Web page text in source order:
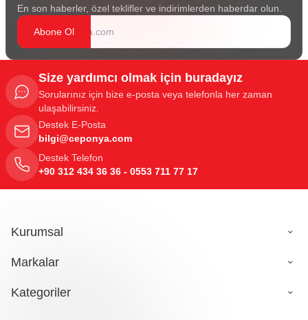
En son haberler, özel teklifler ve indirimlerden haberdar olun.
Abone Ol
Size yardımcı olmak için buradayız
Sorularınız için bize e-posta veya telefonla her zaman
ulaşabilirsiniz.
Destek E-Posta
bilgi@ceponya.com
Destek Telefon
+90 312 434 36 36 - 0553 711 77 17
Kurumsal
Markalar
Kategoriler